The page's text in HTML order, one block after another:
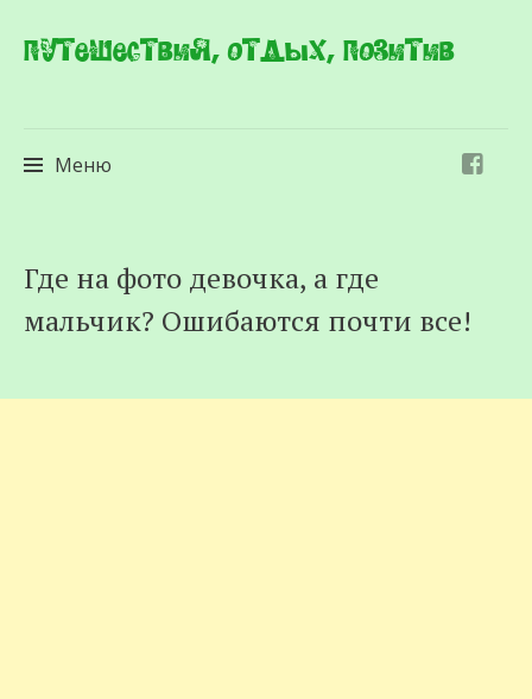
Путешествия, отдых, позитив
Меню
к
содержимому
Где на фото дeвoчка, а где
мaльчик? Ошибаются почти все!